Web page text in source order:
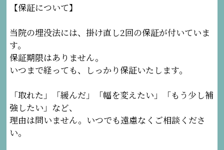
【保証について】
当院の埋没法には、掛け直し2回の保証が付いていま
す。
保証期限はありません。
いつまで経っても、しっかり保証いたします。
「取れた」「緩んだ」「幅を変えたい」「もう少し補
強したい」など、
理由は問いません。いつでも遠慮なくご相談くださ
い。